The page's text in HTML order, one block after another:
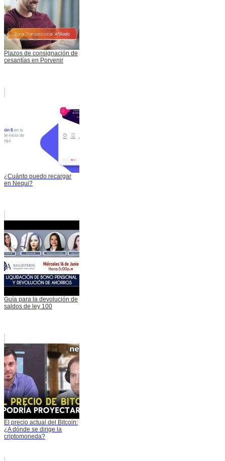
Plazos de consignación de
cesantías en Porvenir
¿Cuánto puedo recargar
en Nequi?
Guía para la devolución de
saldos de ley 100
El precio actual del Bitcoin:
¿A dónde se dirige la
criptomoneda?